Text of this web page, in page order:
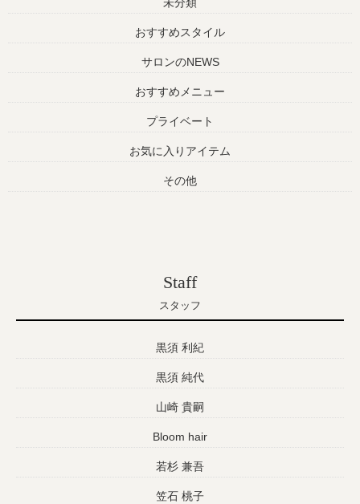
未分類
おすすめスタイル
サロンのNEWS
おすすめメニュー
プライベート
お気に入りアイテム
その他
Staff
スタッフ
黒須 利紀
黒須 純代
山崎 貴嗣
Bloom hair
若杉 兼吾
笠石 桃子